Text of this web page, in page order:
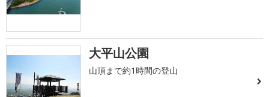
大平山公園
山頂まで約1時間の登山